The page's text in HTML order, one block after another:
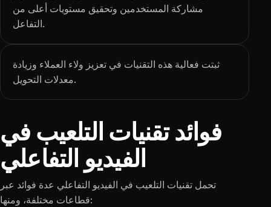
مشاركة المستخدمين وتحقيق مستويات أعلى من
التفاعل.
ثبتت فعالية هذه التقنيات في تعزيز ولاء العملاء وزيادة
معدلات التحويل.
فوائد تقنيات التلعيب في
الفيديو التفاعلي
تحمل تقنيات التلعيب في الفيديو التفاعلي عدة فوائد عبر
قطاعات مختلفة، ومنها: